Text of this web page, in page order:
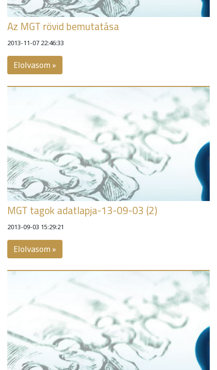
Az MGT rövid bemutatása
2013-11-07 22:46:33
Elolvasom »
MGT tagok adatlapja-13-09-03 (2)
2013-09-03 15:29:21
Elolvasom »